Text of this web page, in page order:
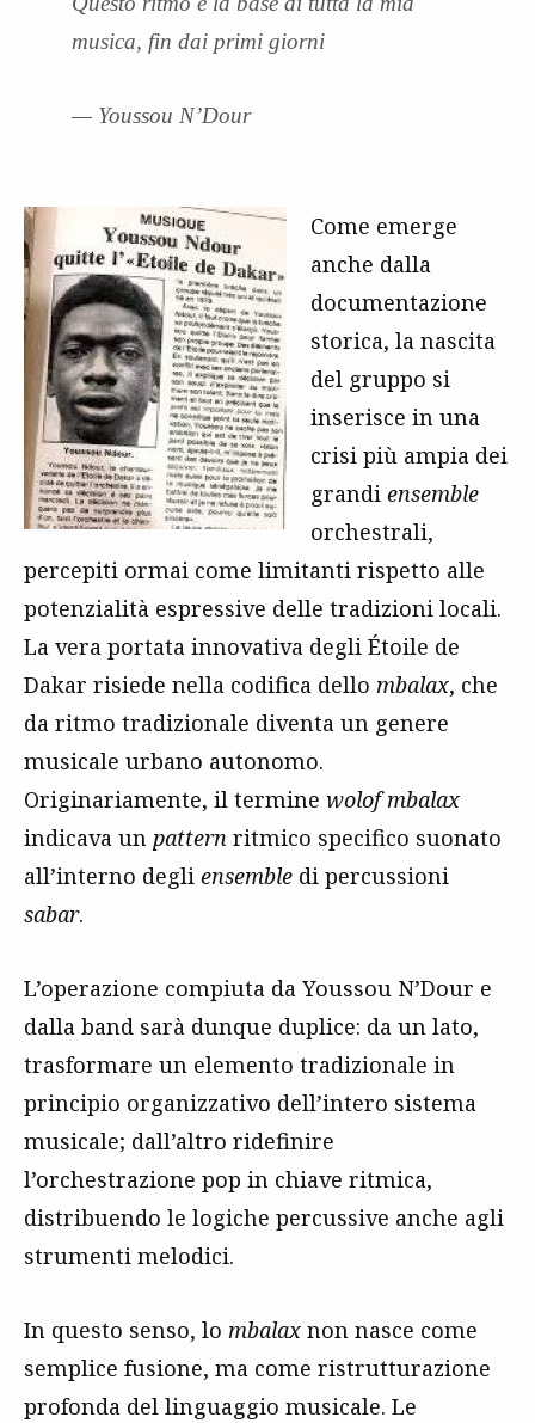
musica, fin dai primi giorni
— Youssou N’Dour
Come emerge
anche dalla
documentazione
storica, la nascita
del gruppo si
inserisce in una
crisi più ampia dei
grandi ensemble
orchestrali,
percepiti ormai come limitanti rispetto alle
potenzialità espressive delle tradizioni locali.
La vera portata innovativa degli Étoile de
Dakar risiede nella codifica dello mbalax, che
da ritmo tradizionale diventa un genere
musicale urbano autonomo.
Originariamente, il termine wolof mbalax
indicava un pattern ritmico specifico suonato
all’interno degli ensemble di percussioni
sabar.
L’operazione compiuta da Youssou N’Dour e
dalla band sarà dunque duplice: da un lato,
trasformare un elemento tradizionale in
principio organizzativo dell’intero sistema
musicale; dall’altro ridefinire
l’orchestrazione pop in chiave ritmica,
distribuendo le logiche percussive anche agli
strumenti melodici.
In questo senso, lo mbalax non nasce come
semplice fusione, ma come ristrutturazione
profonda del linguaggio musicale. Le